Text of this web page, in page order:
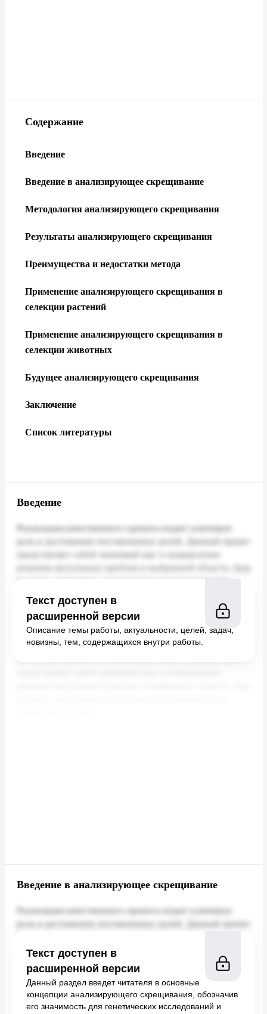
Содержание
Введение
Введение в анализирующее скрещивание
Методология анализирующего скрещивания
Результаты анализирующего скрещивания
Преимущества и недостатки метода
Применение анализирующего скрещивания в
селекции растений
Применение анализирующего скрещивания в
селекции животных
Будущее анализирующего скрещивания
Заключение
Список литературы
Введение
Текст доступен в
расширенной версии
Описание темы работы, актуальности, целей, задач,
новизны, тем, содержащихся внутри работы.
Введение в анализирующее скрещивание
Текст доступен в
расширенной версии
Данный раздел введет читателя в основные
концепции анализирующего скрещивания, обозначив
его значимость для генетических исследований и